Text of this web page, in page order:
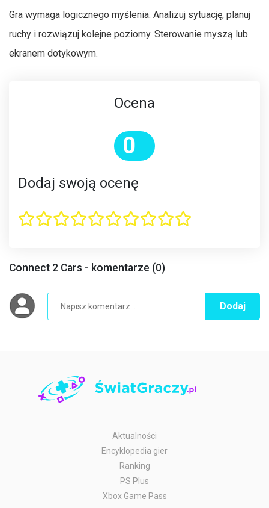
Gra wymaga logicznego myślenia. Analizuj sytuację, planuj
ruchy i rozwiązuj kolejne poziomy. Sterowanie myszą lub
ekranem dotykowym.
Ocena
0
Dodaj swoją ocenę
Connect 2 Cars - komentarze (0)
Dodaj
Aktualności
Encyklopedia gier
Ranking
PS Plus
Xbox Game Pass